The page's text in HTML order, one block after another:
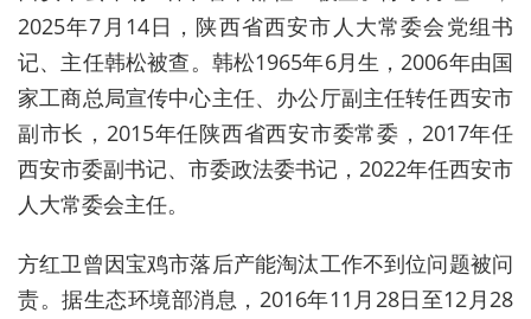
2025年7月14日，陕西省西安市人大常委会党组书
记、主任韩松被查。韩松1965年6月生，2006年由国
家工商总局宣传中心主任、办公厅副主任转任西安市
副市长，2015年任陕西省西安市委常委，2017年任
西安市委副书记、市委政法委书记，2022年任西安市
人大常委会主任。
方红卫曾因宝鸡市落后产能淘汰工作不到位问题被问
责。据生态环境部消息，2016年11月28日至12月28